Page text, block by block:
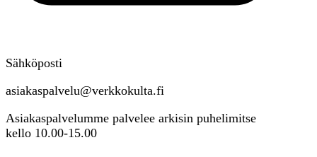
Sähköposti
asiakaspalvelu@verkkokulta.fi
Asiakaspalvelumme palvelee arkisin puhelimitse
kello 10.00-15.00